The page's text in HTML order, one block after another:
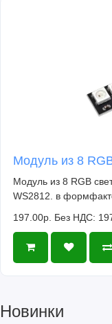
Модуль из 8
Модуль из 8 RGB
WS2812. в
197.00р. Без НДС:
Новинки